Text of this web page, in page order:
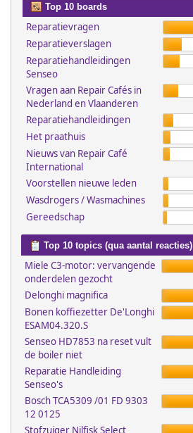
Top 10 boards
Reparatievragen
Reparatieverslagen
Reparatiehandleidingen
Senseo
Vragen aan Repair Cafés in
Nederland en Vlaanderen
Reparatiehandleidingen
Het praathuis
Nieuws van Repair Café
International
Voorstellen nieuwe leden
Wasdrogers / Wasmachines
Gereedschap
Top 10 topics (qua aantal reacties)
Miele C3-motor: vervangende
onderdelen gezocht
Delonghi magnifica
Bonen koffiezetter De'Longhi
ESAM04.320.S
Senseo HD7853 na reset vult
de boiler niet
Reparatie Handleiding
Senseo's
Bosch TCA5309 /01 FD 9303
12 0125
Stofzuiger Nilfisk Select